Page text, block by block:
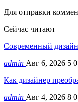
Для отправки
Сейчас читают
Современный
admin Авг 6, 2026 5 0
Как дизайнер
admin Авг 4, 2026 8 0